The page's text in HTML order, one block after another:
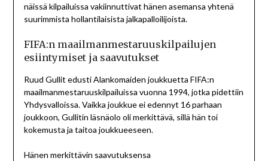
näissä kilpailuissa vakiinnuttivat hänen asemansa yhtenä
suurimmista hollantilaisista jalkapalloilijoista.
FIFA:n maailmanmestaruuskilpailujen
esiintymiset ja saavutukset
Ruud Gullit edusti Alankomaiden joukkuetta FIFA:n
maailmanmestaruuskilpailuissa vuonna 1994, jotka pidettiin
Yhdysvalloissa. Vaikka joukkue ei edennyt 16 parhaan
joukkoon, Gullitin läsnäolo oli merkittävä, sillä hän toi
kokemusta ja taitoa joukkueeseen.
Hänen merkittävin saavutuksensa